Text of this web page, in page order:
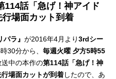
US
114話「急げ！神アイド
場面カット到着
ラ』 が2016年4月より3rdシー
30分から、 毎週火曜 夕方5時55
送中の本作の第114話「急げ！神
場面カットが到着したので、あ